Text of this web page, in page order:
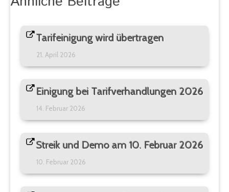
Tarifeinigung wird übertragen
21. April 2026
Einigung bei Tarifverhandlungen 2026
14. Februar 2026
Streik und Demo am 10. Februar 2026
10. Februar 2026